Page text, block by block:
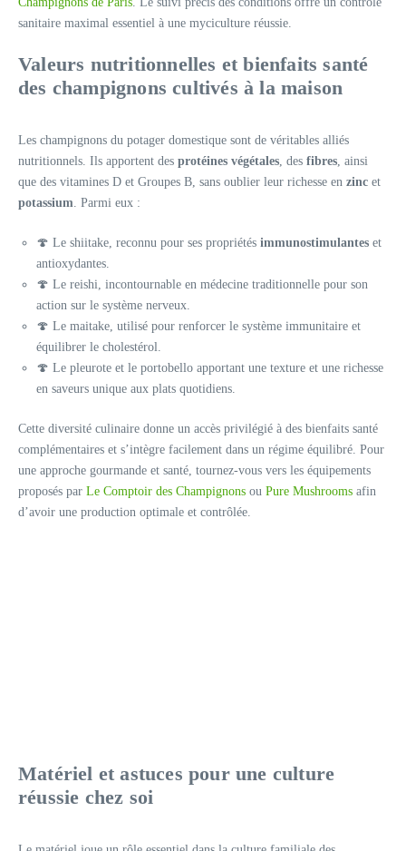
sanitaire maximal essentiel à une myciculture réussie.
Valeurs nutritionnelles et bienfaits santé
des champignons cultivés à la maison
Les champignons du potager domestique sont de véritables alliés
nutritionnels. Ils apportent des protéines végétales , des fibres , ainsi
que des vitamines D et Groupes B, sans oublier leur richesse en zinc et
potassium . Parmi eux :
🍄 Le shiitake, reconnu pour ses propriétés immunostimulantes et
antioxydantes.
🍄 Le reishi, incontournable en médecine traditionnelle pour son
action sur le système nerveux.
🍄 Le maitake, utilisé pour renforcer le système immunitaire et
équilibrer le cholestérol.
🍄 Le pleurote et le portobello apportant une texture et une richesse
en saveurs unique aux plats quotidiens.
Cette diversité culinaire donne un accès privilégié à des bienfaits santé
complémentaires et s’intègre facilement dans un régime équilibré. Pour
une approche gourmande et santé, tournez-vous vers les équipements
proposés par Le Comptoir des Champignons ou Pure Mushrooms afin
d’avoir une production optimale et contrôlée.
Matériel et astuces pour une culture
réussie chez soi